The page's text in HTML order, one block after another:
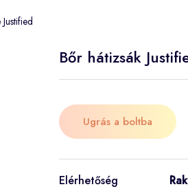
Bőr hátizsák
Ugrás a boltba
Elérhetőség